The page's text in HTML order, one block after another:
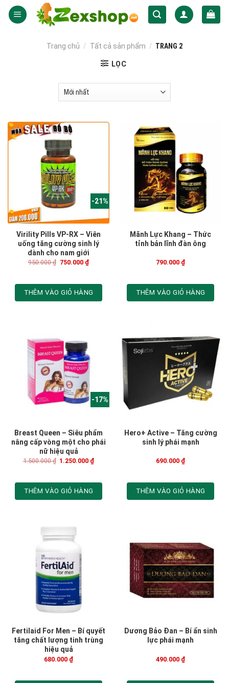
Skip
Trang chủ / Tất cả sản phẩm / TRANG 2
LỌC
-21%
Virility Pills VP-RX – Viên
uống tăng cường sinh lý
dành cho nam giới
950.000₫ 750.000 ₫
THÊM VÀO GIỎ HÀNG
Mãnh Lực Khang – Thức
tỉnh bản lĩnh đàn ông
790.000 ₫
THÊM VÀO GIỎ HÀNG
-17%
Breast Queen – Siêu phẩm
nâng cấp vòng một cho phái
nữ hiệu quả
1.500.000₫ 1.250.000 ₫
THÊM VÀO GIỎ HÀNG
Hero+ Active – Tăng cường
sinh lý phái mạnh
690.000 ₫
THÊM VÀO GIỎ HÀNG
Fertilaid For Men – Bí quyết
tăng chất lượng tinh trùng
hiệu quả
680.000 ₫
Dương Bảo Đan – Bí ẩn sinh
lực phái mạnh
490.000 ₫